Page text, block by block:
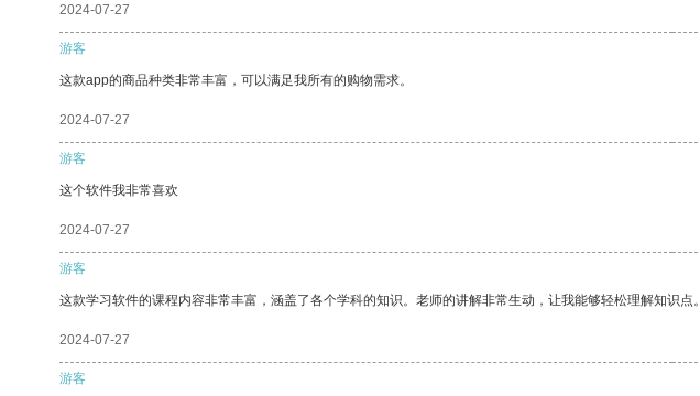
2024-07-27
游客
这款app的商品种类非常丰富，可以满足我所有的购物需求。
2024-07-27
游客
这个软件我非常喜欢
2024-07-27
游客
这款学习软件的课程内容非常丰富，涵盖了各个学科的知识。老师的讲解非常生动，让我能够轻松理解知识点。
2024-07-27
游客